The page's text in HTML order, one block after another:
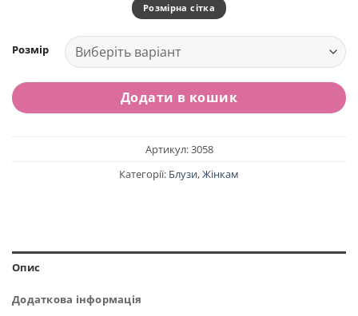
Розмірна сітка
Розмір
Додати в кошик
Артикул:3058
Категорії: Блузи,Жінкам
Опис
Додаткова інформація